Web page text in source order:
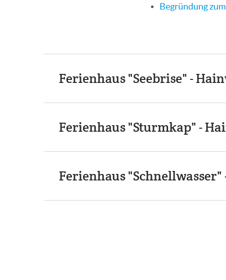
Begründung
Ferienhaus "Seebrise" -
Ferienhaus "Sturmkap" -
Ferienhaus "Schnellwasser"